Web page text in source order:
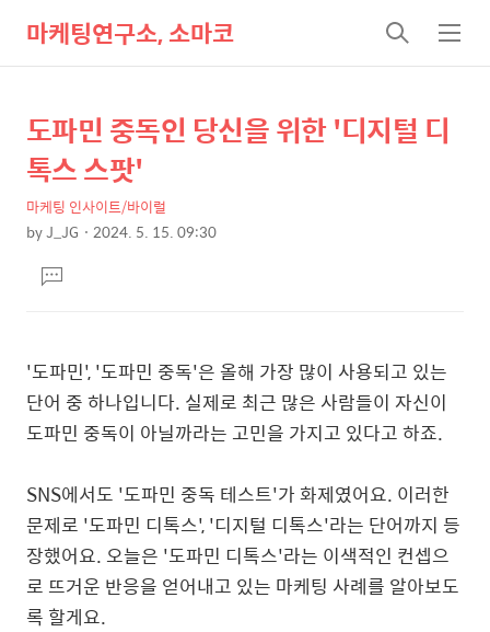
마케팅연구소, 소마코
검
색
메
뉴
상
세
텐
본
문
제
목
도파민 중독인 당신을 위한 '디지털 디
톡스 스팟'
마케팅 인사이트/바이럴
byJ_JG 2024. 5. 15. 09:30
문댓
글
'도파민', '도파민 중독'은 올해 가장 많이 사용되고 있는
단어 중 하나입니다. 실제로 최근 많은 사람들이 자신이
도파민 중독이 아닐까라는 고민을 가지고 있다고 하죠.
SNS에서도 '도파민 중독 테스트'가 화제였어요. 이러한
문제로 '도파민 디톡스', '디지털 디톡스'라는 단어까지 등
장했어요. 오늘은 '도파민 디톡스'라는 이색적인 컨셉으
로 뜨거운 반응을 얻어내고 있는 마케팅 사례를 알아보도
록 할게요.